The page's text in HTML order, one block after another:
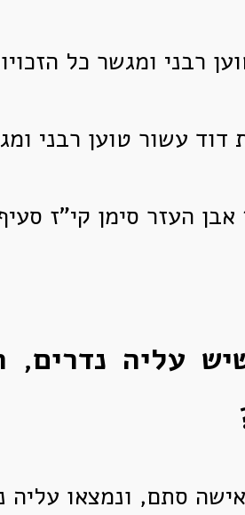
רבני ומגשר כל
עשור טוען רבני
אבן העזר סימן קי"ז
עליה נדרים,
סתם, ונמצאו עליה